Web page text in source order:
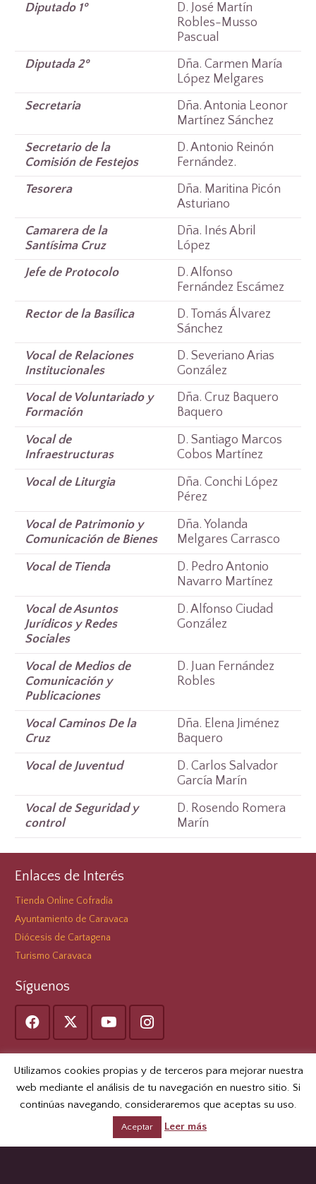
Diputado 1º
D. José Martín
Robles-Musso
Pascual
Diputada 2º
Dña. Carmen María
López Melgares
Secretaria
Dña. Antonia Leonor
Martínez Sánchez
Secretario de la
Comisión de Festejos
D. Antonio Reinón
Fernández.
Tesorera
Dña. Maritina Picón
Asturiano
Camarera de la
Santísima Cruz
Dña. Inés Abril
López
Jefe de Protocolo
D. Alfonso
Fernández Escámez
Rector de la Basílica
D. Tomás Álvarez
Sánchez
Vocal de Relaciones
Institucionales
D. Severiano Arias
González
Vocal de Voluntariado y
Formación
Dña. Cruz Baquero
Baquero
Vocal de
Infraestructuras
D. Santiago Marcos
Cobos Martínez
Vocal de Liturgia
Dña. Conchi López
Pérez
Vocal de Patrimonio y
Comunicación de Bienes
Dña. Yolanda
Melgares Carrasco
Vocal de Tienda
D. Pedro Antonio
Navarro Martínez
Vocal de Asuntos
Jurídicos y Redes
Sociales
D. Alfonso Ciudad
González
Vocal de Medios de
Comunicación y
Publicaciones
D. Juan Fernández
Robles
Vocal Caminos De la
Cruz
Dña. Elena Jiménez
Baquero
Vocal de Juventud
D. Carlos Salvador
García Marín
Vocal de Seguridad y
control
D. Rosendo Romera
Marín
Enlaces de Interés
Tienda Online Cofradía
Ayuntamiento de Caravaca
Diócesis de Cartagena
Turismo Caravaca
Síguenos
Buscar en la web
Buscar:
Utilizamos cookies propias y de terceros para mejorar nuestra
web mediante el análisis de tu navegación en nuestro sitio. Si
continúas navegando, consideraremos que aceptas su uso.
Aceptar Leer más